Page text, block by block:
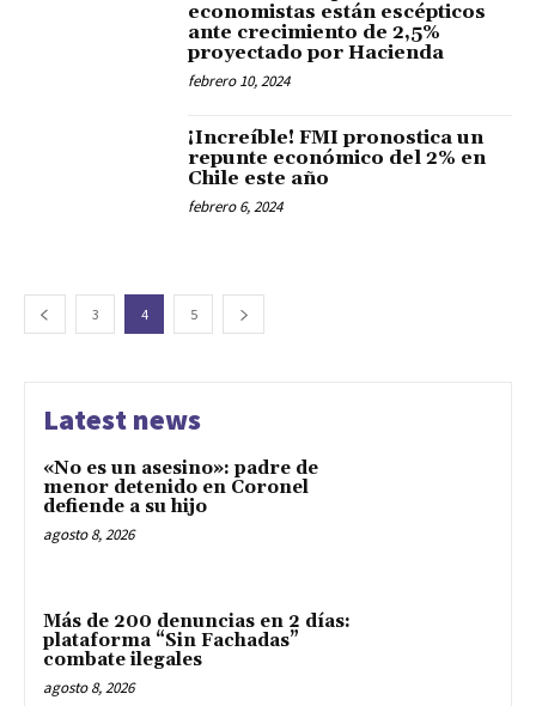
economistas están escépticos
ante crecimiento de 2,5%
proyectado por Hacienda
febrero 10, 2024
¡Increíble! FMI pronostica un
repunte económico del 2% en
Chile este año
febrero 6, 2024
3 4 5
Latest news
«No es un asesino»: padre de
menor detenido en Coronel
defiende a su hijo
agosto 8, 2026
Más de 200 denuncias en 2 días:
plataforma “Sin Fachadas”
combate ilegales
agosto 8, 2026